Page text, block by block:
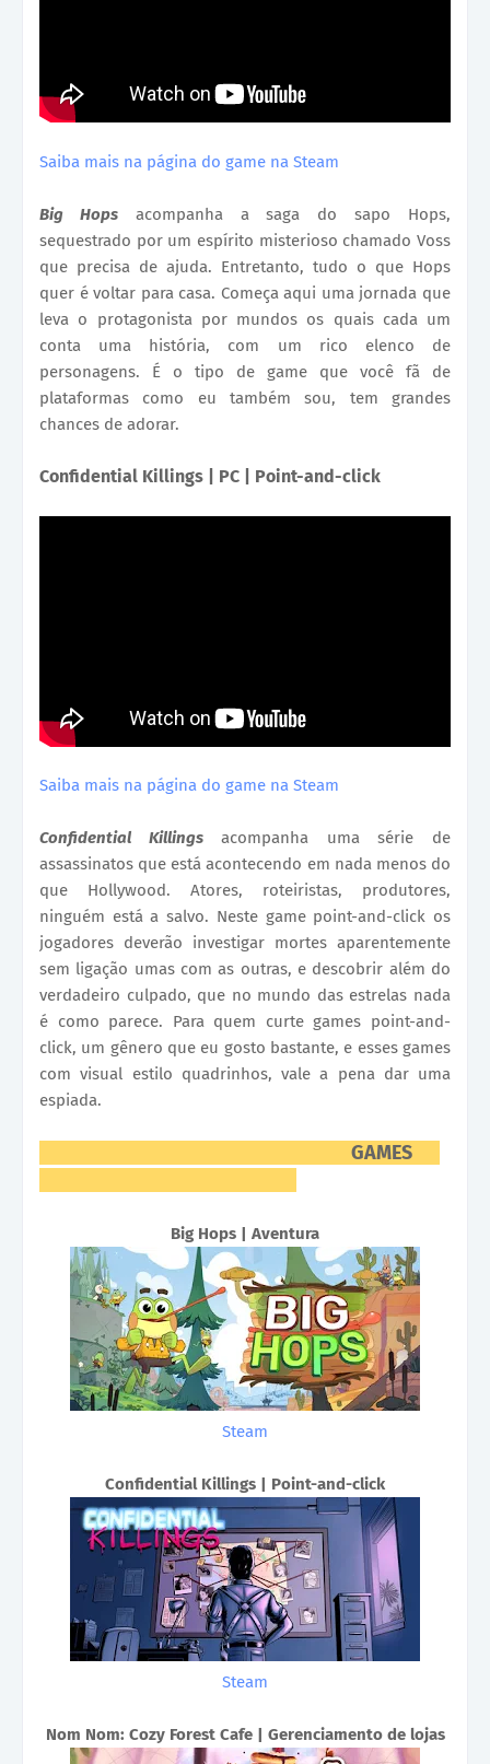
Saiba mais na página do game na Steam
Big Hopsacompanha a saga do sapo Hops,
sequestrado por um espírito misterioso chamado Voss
que precisa de ajuda. Entretanto, tudo o que Hops
quer é voltar para casa. Começa aqui uma jornada que
leva o protagonista por mundos os quais cada um
conta uma história, com um rico elenco de
personagens. É o tipo de game que você fã de
plataformas como eu também sou, tem grandes
chances de adorar.
Confidential Killings | PC | Point-and-click
Saiba mais na página do game na Steam
Confidential Killings
acompanha uma série de
assassinatos que está acontecendo em nada menos do
que Hollywood. Atores, roteiristas, produtores,
ninguém está a salvo. Neste game point-and-click os
jogadores deverão investigar mortes aparentemente
sem ligação umas com as outras, e descobrir além do
verdadeiro culpado, que no mundo das estrelas nada
é como parece. Para quem curte games point-and-
click, um gênero que eu gosto bastante, e esses games
com visual estilo quadrinhos, vale a pena dar uma
espiada.
GAMES
Big Hops | Aventura
Steam
Confidential Killings | Point-and-click
Steam
Nom Nom: Cozy Forest Cafe | Gerenciamento de lojas